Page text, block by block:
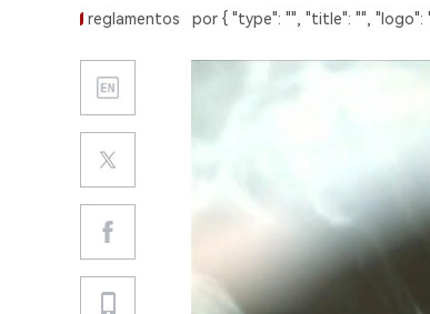
reglamentos por { "type": "", "title": "", "logo":